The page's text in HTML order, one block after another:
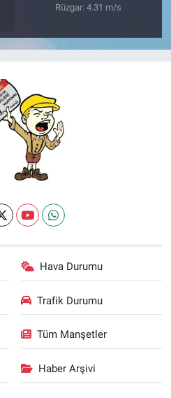
Rüzgar: 4.31 m/s
Hava Durumu
Trafik Durumu
Tüm Manşetler
Haber Arşivi